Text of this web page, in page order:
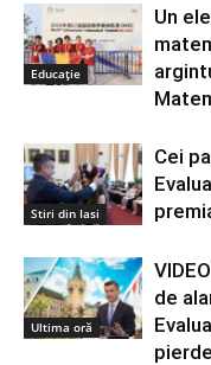
Educație
Un
Stiri din Iasi
Cei
Ultima oră
de